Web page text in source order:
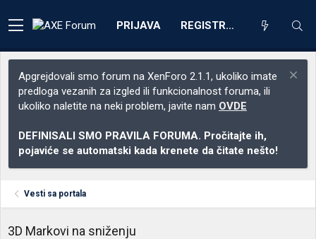
PRIJAVA REGISTRACIJA
Apgrejdovali smo forum na XenForo 2.1.1, ukoliko imate
predloga vezanih za izgled ili funkcionalnost foruma, ili
ukoliko naletite na neki problem, javite nam OVDE
DEFINISALI SMO PRAVILA FORUMA. Pročitajte ih,
pojaviće se automatski kada krenete da čitate nešto!
Vesti sa portala
3D Markovi na sniženju